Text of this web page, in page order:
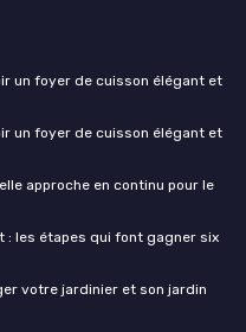
un foyer de cuisson élégant et
un foyer de cuisson élégant et
approche en continu pour le
: les étapes qui font gagner six
votre jardinier et son jardin